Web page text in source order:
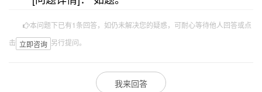
本问题下已有1条回答，如仍未解决您的疑惑，可耐心等待他人回答或点
击 立即咨询 另行提问。
我来回答